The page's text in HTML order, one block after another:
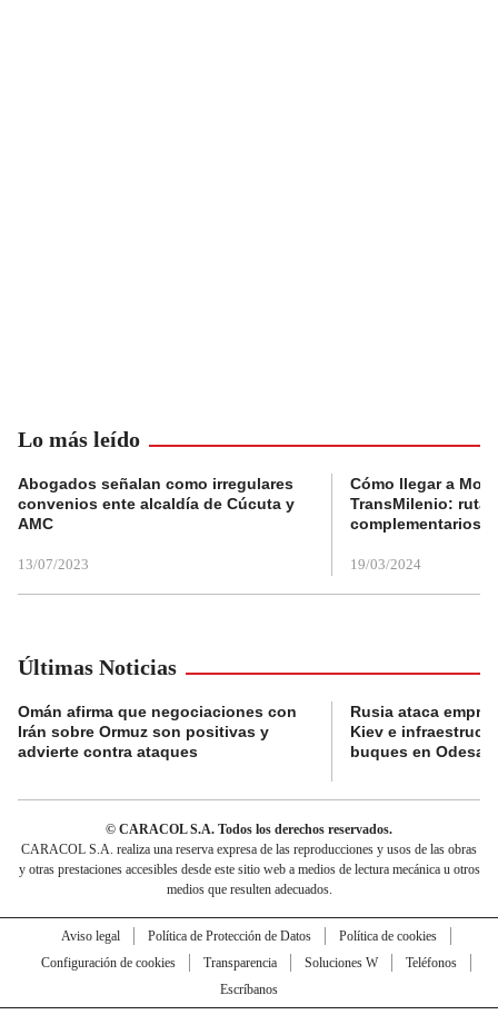
Lo más leído
Abogados señalan como irregulares
convenios ente alcaldía de Cúcuta y
AMC
13/07/2023
Cómo llegar a
TransMilenio:
complementarios
19/03/2024
Últimas Noticias
Omán afirma que negociaciones con
Irán sobre Ormuz son positivas y
advierte contra ataques
Rusia ataca
Kiev e
buques en Odesa
© CARACOL S.A. Todos los derechos reservados.
CARACOL S.A. realiza una reserva expresa de las reproducciones y usos de las obras
y otras prestaciones accesibles desde este sitio web a medios de lectura mecánica u otros
medios que resulten adecuados.
Aviso legal Política de Protección de Datos
Política de cookies
Configuración de cookies
Transparencia Soluciones W
Teléfonos
Escríbanos